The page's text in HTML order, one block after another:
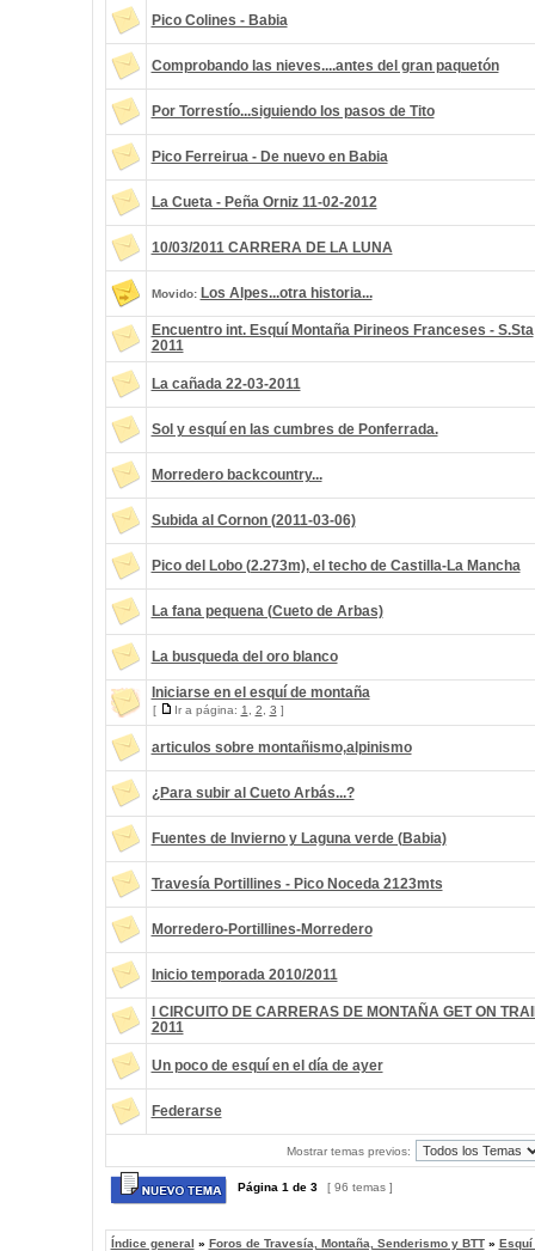
Pico Colines - Babia
Comprobando las nieves....antes del gran paquetón
Por Torrestío...siguiendo los pasos de Tito
Pico Ferreirua - De nuevo en Babia
La Cueta - Peña Orniz 11-02-2012
10/03/2011 CARRERA DE LA LUNA
Movido: Los Alpes...otra historia...
Encuentro int. Esquí Montaña Pirineos Franceses - S.Sta
2011
La cañada 22-03-2011
Sol y esquí en las cumbres de Ponferrada.
Morredero backcountry...
Subida al Cornon (2011-03-06)
Pico del Lobo (2.273m), el techo de Castilla-La Mancha
La fana pequena (Cueto de Arbas)
La busqueda del oro blanco
Iniciarse en el esquí de montaña
[ Ir a página: 1 2 3 ]
articulos sobre montañismo,alpinismo
¿Para subir al Cueto Arbás...?
Fuentes de Invierno y Laguna verde (Babia)
Travesía Portillines - Pico Noceda 2123mts
Morredero-Portillines-Morredero
Inicio temporada 2010/2011
I CIRCUITO DE CARRERAS DE MONTAÑA GET ON
2011
Un poco de esquí en el día de ayer
Federarse
Mostrar temas previos:
Página 1 de 3 [ 96 temas ]
Índice general » Foros de Travesía, Montaña, Senderismo y BTT» Esquí